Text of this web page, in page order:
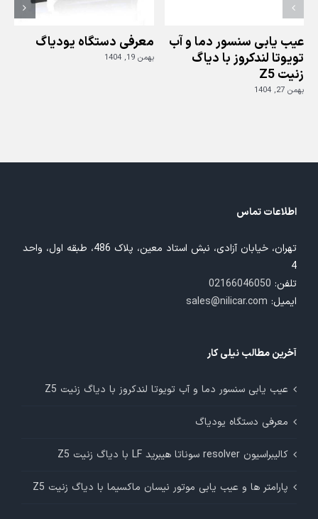
عیب یابی سنسور دما و آب
تویوتا لندکروز با دیاگ
زنیت Z5
بهمن 27, 1404
معرفی دستگاه یودیاگ
بهمن 19, 1404
اطلاعات تماس
تهران، خیابان آزادی، نبش استاد معین، پلاک 486، طبقه اول، واحد
4
تلفن: 02166046050
ایمیل: sales@nilicar.com
آخرین مطالب نیلی کار
عیب یابی سنسور دما و آب تویوتا لندکروز با دیاگ زنیت Z5
معرفی دستگاه یودیاگ
کالیبراسیون resolver سوناتا هیبرید LF با دیاگ زنیت Z5
پارامتر ها و عیب یابی موتور نیسان ماکسیما با دیاگ زنیت Z5